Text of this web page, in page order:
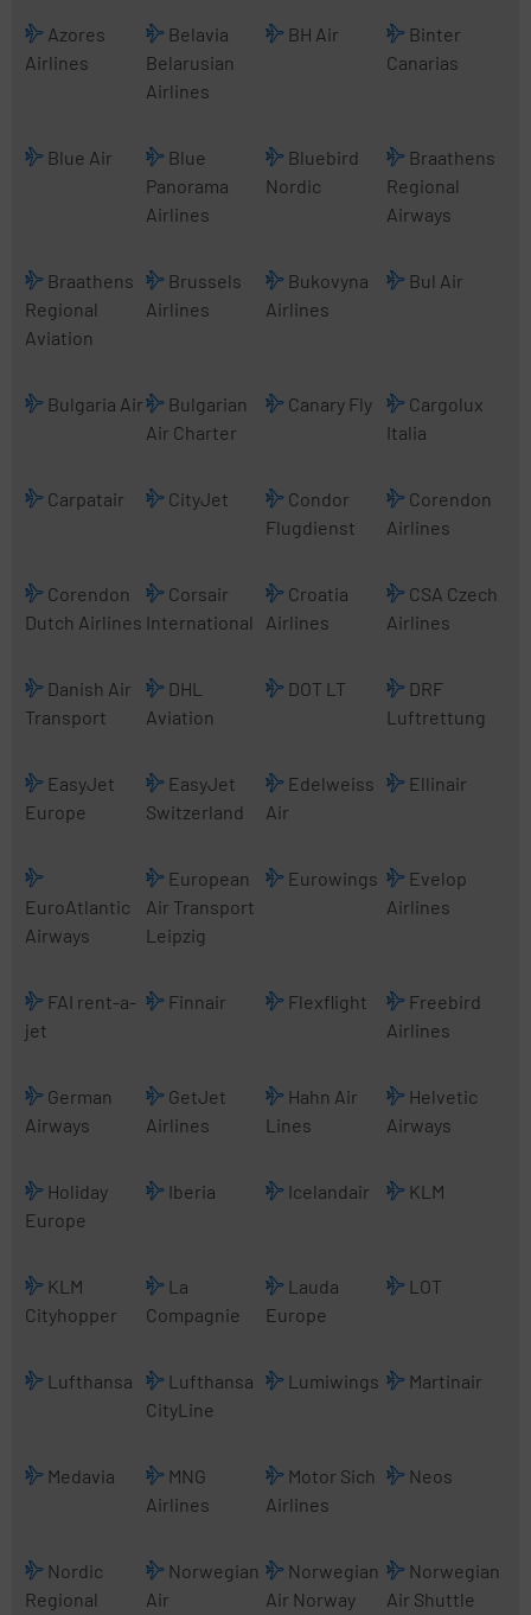
Azores
Airlines
Belavia
Belarusian
Airlines
BH Air
Binter
Canarias
Blue Air
Blue
Panorama
Airlines
Bluebird
Nordic
Braathens
Regional
Airways
Braathens
Regional
Aviation
Brussels
Airlines
Bukovyna
Airlines
Bul Air
Bulgaria Air
Bulgarian
Air Charter
Canary Fly
Cargolux
Italia
Carpatair CityJet
Condor
Flugdienst
Corendon
Airlines
Corendon
Dutch Airlines
Corsair
International
Croatia
Airlines
CSA Czech
Airlines
Danish Air
Transport
DHL
Aviation
DOT LT
DRF
Luftrettung
EasyJet
Europe
EasyJet
Switzerland
Edelweiss
Air
Ellinair
EuroAtlantic
Airways
European
Air Transport
Leipzig
Eurowings
Evelop
Airlines
FAI rent-a-
jet
Finnair Flexflight
Freebird
Airlines
German
Airways
GetJet
Airlines
Hahn Air
Lines
Helvetic
Airways
Holiday
Europe
Iberia Icelandair KLM
KLM
Cityhopper
La
Compagnie
Lauda
Europe
LOT
Lufthansa
Lufthansa
CityLine
Lumiwings Martinair
Medavia
MNG
Airlines
Motor Sich
Airlines
Neos
Nordic
Regional
Norwegian
Air
Norwegian
Air Norway
Norwegian
Air Shuttle